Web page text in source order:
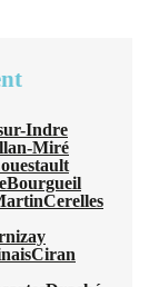
Indre
Miré
Bourgueil
Cerelles
Ciran